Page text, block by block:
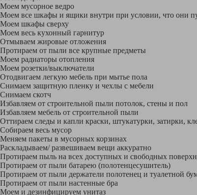
Моем мусорное ведро
Моем все шкафы и ящики внутри при условии, что они
Моем шкафы сверху
Моем весь кухонный гарнитур
Отмываем жировые отложения
Протираем от пыли все крупные предметы
Моем радиаторы отопления
Моем розетки/выключатели
Отодвигаем легкую мебель при мытье пола
Снимаем защитную пленку и чехлы с мебели
Снимаем скотч
Избавляем от строительной пыли потолок, стены и пол
Избавляем мебель от строительной пыли
Оттираем следы и капли краски, штукатурки, затирки,
Собираем весь мусор
Меняем пакеты в мусорных корзинах
Раскладываем/ развешиваем вещи аккуратно
Протираем пыль на всех доступных и свободных
Протираем от пыли батарею (полотенцесушитель)
Протираем от пыли держатели полотенец и туалетной
Протираем от пыли настенные бра
Моем и дезинфицируем унитаз